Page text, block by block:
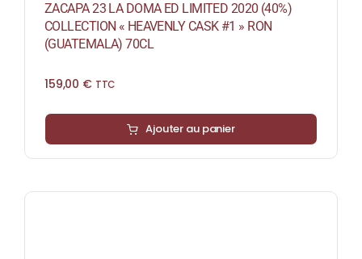
ZACAPA 23 LA DOMA ED LIMITED 2020 (40%)
COLLECTION « HEAVENLY CASK #1 » RON
(GUATEMALA) 70CL
159,00 € TTC
Ajouter au panier